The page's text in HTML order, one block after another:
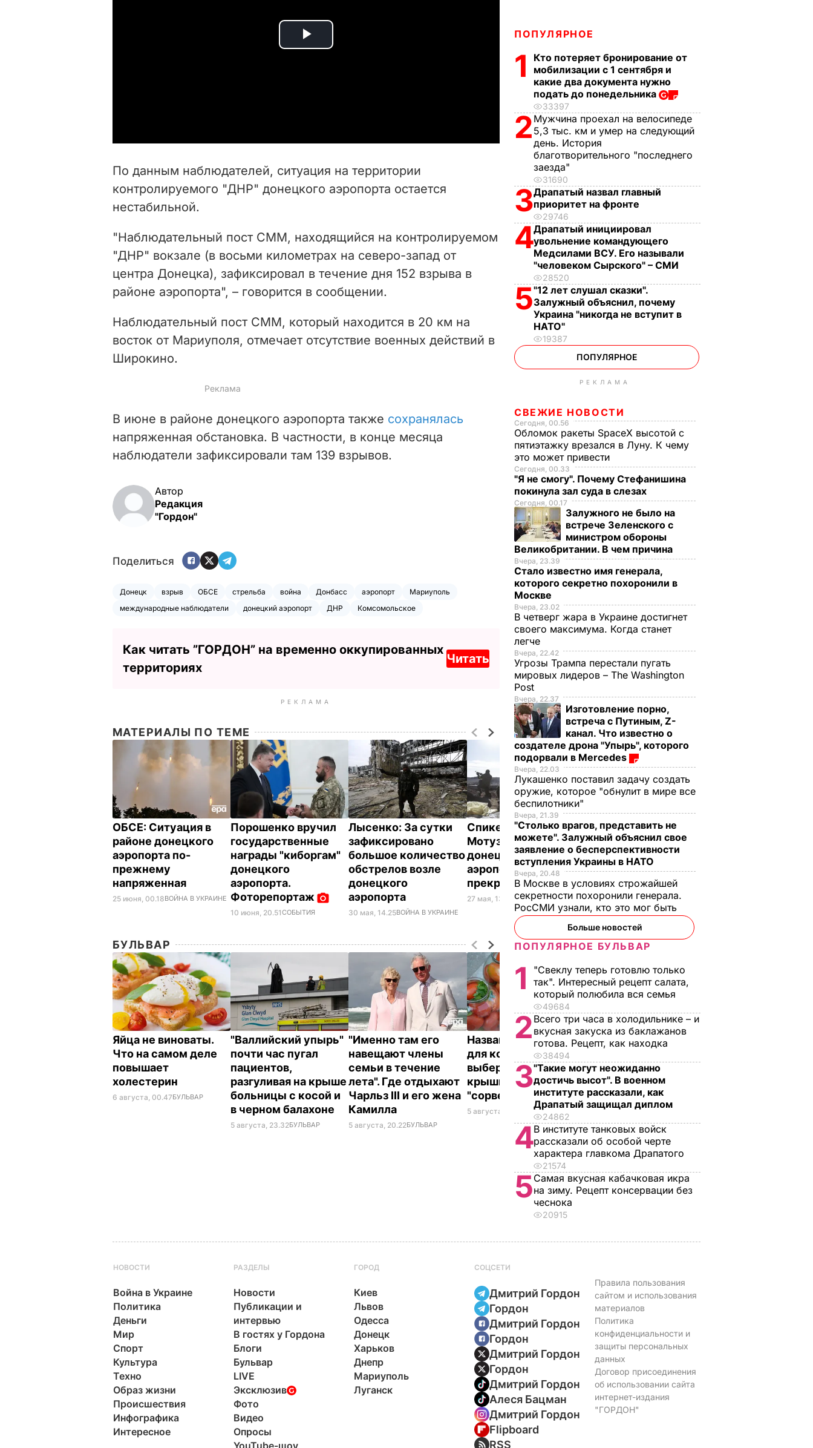
P
i
e
o
По данным наблюдателей, ситуация на территории
контролируемого "ДНР" донецкого аэропорта остается
нестабильной.
"Наблюдательный пост СММ, находящийся на контролируемом
"ДНР" вокзале (в восьми километрах на северо-запад от
центра Донецка), зафиксировал в течение дня 152 взрыва в
районе аэропорта", – говорится в сообщении.
Наблюдательный пост СММ, который находится в 20 км на
восток от Мариуполя, отмечает отсутствие военных действий в
Широкино.
В июне в районе донецкого аэропорта также сохранялась
напряженная обстановка. В частности, в конце месяца
наблюдатели зафиксировали там 139 взрывов.
Автор
Редакция
"Гордон"
Поделиться
Донецк взрыв ОБСЕ стрельба война Донбасс аэропорт
Мариуполь
международные наблюдатели
донецкий аэропорт ДНР Комсомольское
Как читать ”ГОРДОН” на временно оккупированных
территориях
Читать
РЕКЛАМА
МАТЕРИАЛЫ ПО ТЕМЕ
ОБСЕ: Ситуация в
районе донецкого
аэропорта по-
прежнему
напряженная
25 июня, 00.18ВОЙНА В УКРАИНЕ
Порошенко вручил
государственные
награды "киборгам"
донецкого
аэропорта.
Фоторепортаж
10 июня, 20.51СОБЫТИЯ
Лысенко: За сутки
зафиксировано
большое количество
обстрелов возле
донецкого
аэропорта
30 мая, 14.25ВОЙНА В УКРАИНЕ
Спикер АП
Мотузяник: В районе
донецкого
аэропорта не
прекращаются бои
27 мая, 13.17 ВОЙНА В УКРАИНЕ
БУЛЬВАР
Яйца не виноваты.
Что на самом деле
повышает
холестерин
6 августа, 00.47БУЛЬВАР
"Валлийский упырь"
почти час пугал
пациентов,
разгуливая на крыше
больницы с косой и
в черном балахоне
5 августа, 23.32БУЛЬВАР
"Именно там его
навещают члены
семьи в течение
лета". Где отдыхают
Чарльз III и его жена
Камилла
5 августа, 20.22БУЛЬВАР
Названа лучшая соль
для консервации,
выберите ее – и
крышки на банках не
"сорвет"
5 августа, 19.34 БУЛЬВАР
Мария Бурмака: Нам
тяжелая зима, и я не
знаю, что делать,
потому что мне
некуда ехать
5 августа, 17.46БУЛЬВАР
ПОПУЛЯРНОЕ
1
Кто потеряет бронирование от
мобилизации с 1 сентября и
какие два документа нужно
подать до понедельника
33397
2 Мужчина проехал на велосипеде
5,3 тыс. км и умер на следующий
день. История
благотворительного "последнего
заезда"
31690
3Драпатый назвал главный
приоритет на фронте
29746
4Драпатый инициировал
увольнение командующего
Медсилами ВСУ. Его называли
"человеком Сырского" – СМИ
28520
5"12 лет слушал сказки".
Залужный объяснил, почему
Украина "никогда не вступит в
НАТО"
19387
ПОПУЛЯРНОЕ
РЕКЛАМА
СВЕЖИЕ НОВОСТИ
Сегодня, 00.56
Обломок ракеты SpaceX высотой с
пятиэтажку врезался в Луну. К чему
это может привести
Сегодня, 00.33
"Я не смогу". Почему Стефанишина
покинула зал суда в слезах
Сегодня, 00.17
Залужного не было на
встрече Зеленского с
министром обороны
Великобритании. В чем причина
Вчера, 23.39
Стало известно имя генерала,
которого секретно похоронили в
Москве
Вчера, 23.02
В четверг жара в Украине достигнет
своего максимума. Когда станет
легче
Вчера, 22.42
Угрозы Трампа перестали пугать
мировых лидеров – The Washington
Post
Вчера, 22.37
Изготовление порно,
встреча с Путиным, Z-
канал. Что известно о
создателе дрона "Упырь", которого
подорвали в Mercedes
Вчера, 22.03
Лукашенко поставил задачу создать
оружие, которое "обнулит в мире все
беспилотники"
Вчера, 21.39
"Столько врагов, представить не
можете". Залужный объяснил свое
заявление о бесперспективности
вступления Украины в НАТО
Вчера, 20.48
В Москве в условиях строжайшей
секретности похоронили генерала.
РосСМИ узнали, кто это мог быть
Больше новостей
ПОПУЛЯРНОЕ БУЛЬВАР
1
"Свеклу теперь готовлю только
так". Интересный рецепт салата,
который полюбила вся семья
49684
2 Всего три часа в холодильнике – и
вкусная закуска из баклажанов
готова. Рецепт, как находка
38494
3"Такие могут неожиданно
достичь высот". В военном
институте рассказали, как
Драпатый защищал диплом
24862
4В институте танковых войск
рассказали об особой черте
характера главкома Драпатого
21574
5Самая вкусная кабачковая икра
на зиму. Рецепт консервации без
чеснока
20915
НОВОСТИ
Война в Украине
Политика
Деньги
Мир
Спорт
Культура
Техно
Образ жизни
Происшествия
Инфографика
Интересное
РАЗДЕЛЫ
Новости
Публикации и
интервью
В гостях у Гордона
Блоги
Бульвар
LIVE
Эксклюзив
Фото
Видео
Опросы
YouTube-шоу
ГОРОД
Киев
Львов
Одесса
Донецк
Харьков
Днепр
Мариуполь
Луганск
СОЦСЕТИ
Дмитрий Гордон
Гордон
Дмитрий Гордон
Гордон
Дмитрий Гордон
Гордон
Дмитрий Гордон
Алеся Бацман
Дмитрий Гордон
Flipboard
RSS
Правила пользования
сайтом и использования
материалов
Политика
конфиденциальности и
защиты персональных
данных
Договор присоединения
об использовании сайта
интернет-издания
"ГОРДОН"